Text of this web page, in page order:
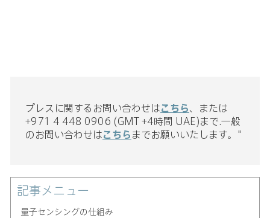
プレスに関するお問い合わせはこちら、または
+971 4 448 0906 (GMT +4時間 UAE)まで.一般
のお問い合わせはこちらまでお願いいたします。"
記事メニュー
量子センシングの仕組み